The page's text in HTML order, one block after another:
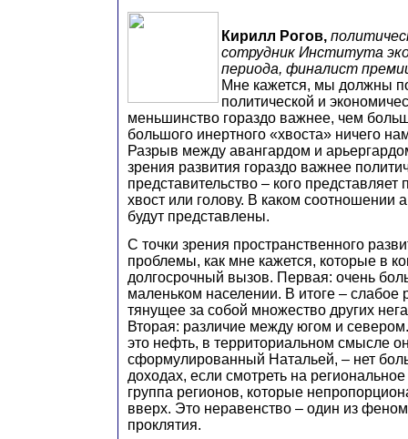
Кирилл Рогов,
сотрудник Института
периода, финалист
Мне кажется, мы должны
политической и
меньшинство гораздо важнее, чем
большого инертного «хвоста» ничего
Разрыв между авангардом и
зрения развития гораздо важнее
представительство – кого представляет
хвост или голову. В каком соотношении
будут представлены.
С точки зрения пространственного
проблемы, как мне кажется, которые в
долгосрочный вызов. Первая: очень
маленьком населении. В итоге – слабое
тянущее за собой множество других
Вторая: различие между югом и
это нефть, в территориальном смысле
сформулированный Натальей, – нет
доходах, если смотреть на
группа регионов, которые
вверх. Это неравенство – один из
проклятия.